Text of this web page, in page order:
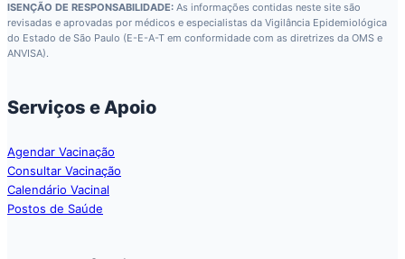
ISENÇÃO DE RESPONSABILIDADE: As informações contidas neste site são
revisadas e aprovadas por médicos e especialistas da Vigilância Epidemiológica
do Estado de São Paulo (E-E-A-T em conformidade com as diretrizes da OMS e
ANVISA).
Serviços e Apoio
Agendar Vacinação
Consultar Vacinação
Calendário Vacinal
Postos de Saúde